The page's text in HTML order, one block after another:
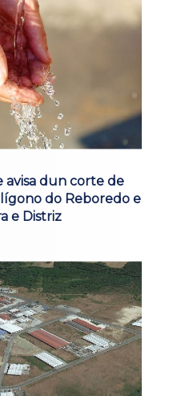
avisa dun corte de
do Reboredo e
e Distriz